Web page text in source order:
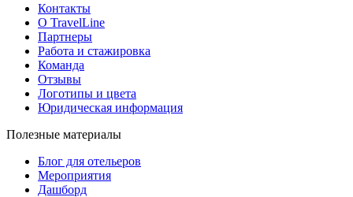
Контакты
О TravelLine
Партнеры
Работа и стажировка
Команда
Отзывы
Логотипы и цвета
Юридическая информация
Полезные материалы
Блог для отельеров
Мероприятия
Дашборд